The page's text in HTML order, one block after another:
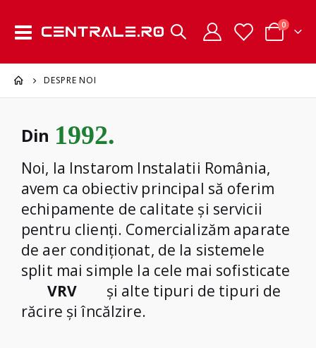
Comutare
Cart
0articole
DESPRE NOI
Din 1992.
Noi, la Instarom Instalatii România,
avem ca obiectiv principal să oferim
echipamente de calitate și servicii
pentru clienți. Comercializăm aparate
de aer condiționat, de la sistemele
split mai simple la cele mai sofisticate
Multi Split
MultiV
VRV
Multi Split
și alte tipuri de tipuri de
răcire și încălzire.